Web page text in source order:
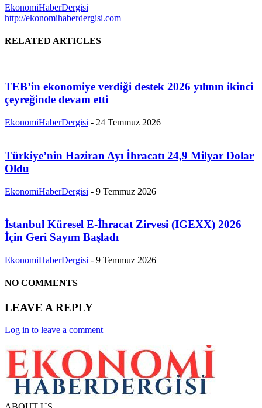
EkonomiHaberDergisi
http://ekonomihaberdergisi.com
RELATED ARTICLES
TEB’in ekonomiye verdiği destek 2026 yılının ikinci
çeyreğinde devam etti
EkonomiHaberDergisi - 24 Temmuz 2026
Türkiye’nin Haziran Ayı İhracatı 24,9 Milyar Dolar
Oldu
EkonomiHaberDergisi - 9 Temmuz 2026
İstanbul Küresel E-İhracat Zirvesi (IGEXX) 2026
İçin Geri Sayım Başladı
EkonomiHaberDergisi - 9 Temmuz 2026
NO COMMENTS
LEAVE A REPLY
Log in to leave a comment